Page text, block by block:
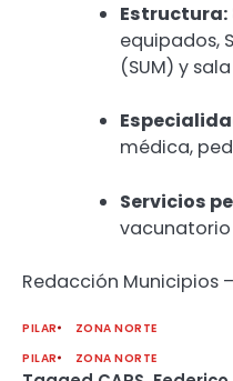
Estructura:
equipados,
(SUM) y
médica,
Servicios
Redacción Municipios –
PILAR
ZONA NORTE
PILAR
ZONA NORTE